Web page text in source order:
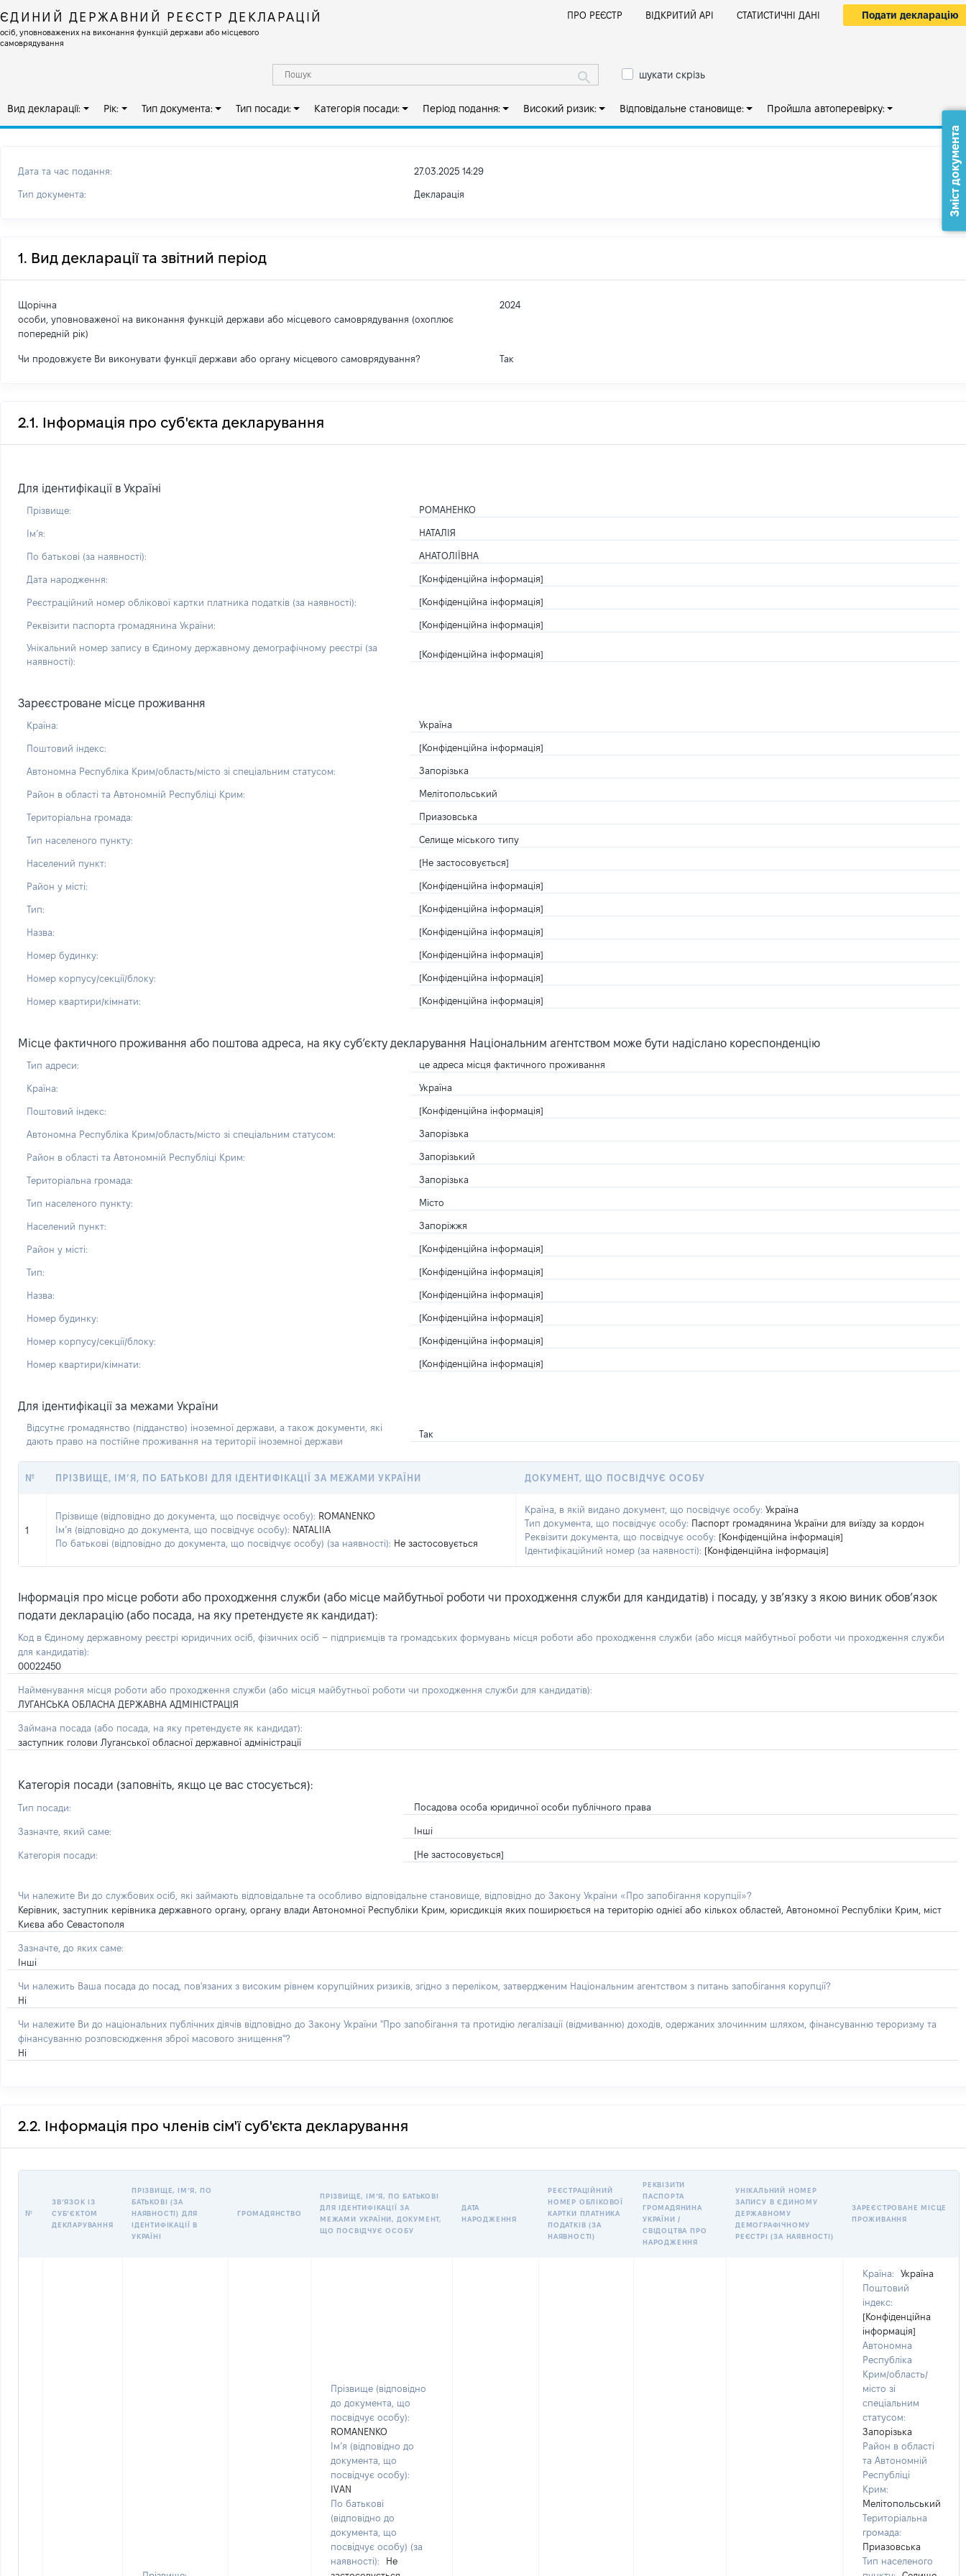
ЄДИНИЙ ДЕРЖАВНИЙ РЕЄСТР ДЕКЛАРАЦІЙ
осіб, уповноважених на виконання функцій держави або місцевого
самоврядування
ПРО РЕЄСТР ВІДКРИТИЙ АРІ СТАТИСТИЧНІ ДАНІ Подати декларацію
шукати скрізь
Вид декларації: Рік: Тип документа: Тип посади: Категорія посади: Період подання: Високий ризик: Відповідальне становище: Пройшла автоперевірку:
Дата та час подання: 27.03.2025 14:29
Тип документа: Декларація
1. Вид декларації та звітний період
Щорічна
особи, уповноваженої на виконання функцій держави або місцевого самоврядування (охоплює
попередній рік)
2024
Чи продовжуєте Ви виконувати функції держави або органу місцевого самоврядування? Так
2.1. Інформація про суб'єкта декларування
Для ідентифікації в Україні
Прізвище: РОМАНЕНКО
Імʼя: НАТАЛІЯ
По батькові (за наявності): АНАТОЛІЇВНА
Дата народження: [Конфіденційна інформація]
Реєстраційний номер облікової картки платника податків (за наявності): [Конфіденційна інформація]
Реквізити паспорта громадянина України: [Конфіденційна інформація]
Унікальний номер запису в Єдиному державному демографічному реєстрі (за
наявності):
[Конфіденційна інформація]
Зареєстроване місце проживання
Країна: Україна
Поштовий індекс: [Конфіденційна інформація]
Автономна Республіка Крим/область/місто зі спеціальним статусом: Запорізька
Район в області та Автономній Республіці Крим: Мелітопольський
Територіальна громада: Приазовська
Тип населеного пункту: Селище міського типу
Населений пункт: [Не застосовується]
Район у місті: [Конфіденційна інформація]
Тип: [Конфіденційна інформація]
Назва: [Конфіденційна інформація]
Номер будинку: [Конфіденційна інформація]
Номер корпусу/секції/блоку: [Конфіденційна інформація]
Номер квартири/кімнати: [Конфіденційна інформація]
Місце фактичного проживання або поштова адреса, на яку суб’єкту декларування Національним агентством може бути надіслано кореспонденцію
Тип адреси: це адреса місця фактичного проживання
Країна: Україна
Поштовий індекс: [Конфіденційна інформація]
Автономна Республіка Крим/область/місто зі спеціальним статусом: Запорізька
Район в області та Автономній Республіці Крим: Запорізький
Територіальна громада: Запорізька
Тип населеного пункту: Місто
Населений пункт: Запоріжжя
Район у місті: [Конфіденційна інформація]
Тип: [Конфіденційна інформація]
Назва: [Конфіденційна інформація]
Номер будинку: [Конфіденційна інформація]
Номер корпусу/секції/блоку: [Конфіденційна інформація]
Номер квартири/кімнати: [Конфіденційна інформація]
Для ідентифікації за межами України
Відсутнє громадянство (підданство) іноземної держави, а також документи, які
дають право на постійне проживання на території іноземної держави
Так
№ ПРІЗВИЩЕ, ІМ’Я, ПО БАТЬКОВІ ДЛЯ ІДЕНТИФІКАЦІЇ ЗА МЕЖАМИ УКРАЇНИ ДОКУМЕНТ, ЩО ПОСВІДЧУЄ ОСОБУ
1
Прізвище (відповідно до документа, що посвідчує особу): ROMANENKO
Ім’я (відповідно до документа, що посвідчує особу): NATALIIA
По батькові (відповідно до документа, що посвідчує особу) (за наявності): Не застосовується
Країна, в якій видано документ, що посвідчує особу: Україна
Тип документа, що посвідчує особу: Паспорт громадянина України для виїзду за кордон
Реквізити документа, що посвідчує особу: [Конфіденційна інформація]
Ідентифікаційний номер (за наявності): [Конфіденційна інформація]
Інформація про місце роботи або проходження служби (або місце майбутньої роботи чи проходження служби для кандидатів) і посаду, у зв’язку з якою виник обов’язок
подати декларацію (або посада, на яку претендуєте як кандидат):
Код в Єдиному державному реєстрі юридичних осіб, фізичних осіб – підприємців та громадських формувань місця роботи або проходження служби (або місця майбутньої роботи чи проходження служби
для кандидатів):
00022450
Найменування місця роботи або проходження служби (або місця майбутньої роботи чи проходження служби для кандидатів):
ЛУГАНСЬКА ОБЛАСНА ДЕРЖАВНА АДМІНІСТРАЦІЯ
Займана посада (або посада, на яку претендуєте як кандидат):
заступник голови Луганської обласної державної адміністрації
Категорія посади (заповніть, якщо це вас стосується):
Тип посади: Посадова особа юридичної особи публічного права
Зазначте, який саме: Інші
Категорія посади: [Не застосовується]
Чи належите Ви до службових осіб, які займають відповідальне та особливо відповідальне становище, відповідно до Закону України «Про запобігання корупції»?
Керівник, заступник керівника державного органу, органу влади Автономної Республіки Крим, юрисдикція яких поширюється на територію однієї або кількох областей, Автономної Республіки Крим, міст
Києва або Севастополя
Зазначте, до яких саме:
Інші
Чи належить Ваша посада до посад, пов'язаних з високим рівнем корупційних ризиків, згідно з переліком, затвердженим Національним агентством з питань запобігання корупції?
Ні
Чи належите Ви до національних публічних діячів відповідно до Закону України "Про запобігання та протидію легалізації (відмиванню) доходів, одержаних злочинним шляхом, фінансуванню тероризму та
фінансуванню розповсюдження зброї масового знищення"?
Ні
2.2. Інформація про членів сім'ї суб'єкта декларування
№
ЗВʼЯЗОК ІЗ
СУБʼЄКТОМ
ДЕКЛАРУВАННЯ
ПРІЗВИЩЕ, ІМʼЯ, ПО
БАТЬКОВІ (ЗА
НАЯВНОСТІ) ДЛЯ
ІДЕНТИФІКАЦІЇ В
УКРАЇНІ
ГРОМАДЯНСТВО
ПРІЗВИЩЕ, ІМʼЯ, ПО БАТЬКОВІ
ДЛЯ ІДЕНТИФІКАЦІЇ ЗА
МЕЖАМИ УКРАЇНИ, ДОКУМЕНТ,
ЩО ПОСВІДЧУЄ ОСОБУ
ДАТА
НАРОДЖЕННЯ
РЕЄСТРАЦІЙНИЙ
НОМЕР ОБЛІКОВОЇ
КАРТКИ ПЛАТНИКА
ПОДАТКІВ (ЗА
НАЯВНОСТІ)
РЕКВІЗИТИ
ПАСПОРТА
ГРОМАДЯНИНА
УКРАЇНИ /
СВІДОЦТВА ПРО
НАРОДЖЕННЯ
УНІКАЛЬНИЙ НОМЕР
ЗАПИСУ В ЄДИНОМУ
ДЕРЖАВНОМУ
ДЕМОГРАФІЧНОМУ
РЕЄСТРІ (ЗА НАЯВНОСТІ)
ЗАРЕЄСТРОВАНЕ МІСЦЕ
ПРОЖИВАННЯ
Прізвище (відповідно
до документа, що
посвідчує особу):
ROMANENKO
Ім’я (відповідно до
документа, що
посвідчує особу):
IVAN
По батькові
(відповідно до
документа, що
посвідчує особу) (за
наявності):
Не
Країна:
Україна
Поштовий
індекс:
[Конфіденційна
інформація]
Автономна
Республіка
Крим/область/
місто зі
спеціальним
статусом:
Запорізька
Район в області
та Автономній
Республіці
Крим:
Мелітопольський
Територіальна
громада:
Приазовська
Тип населеного
Зміст документа